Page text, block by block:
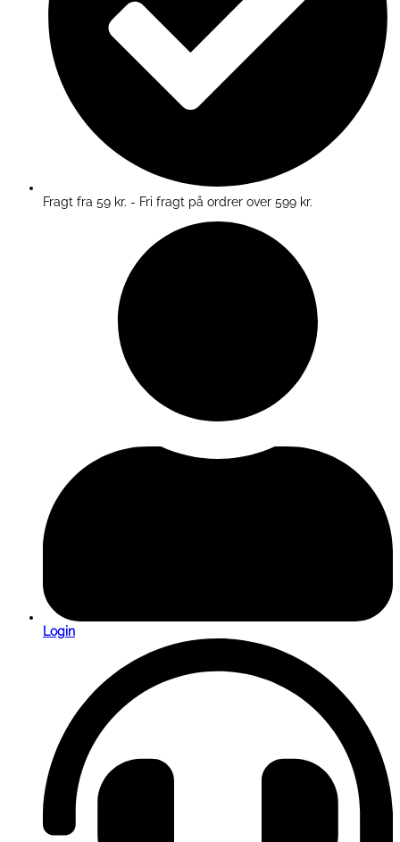
Fragt fra 59 kr. - Fri fragt på ordrer over 599 kr.
Login